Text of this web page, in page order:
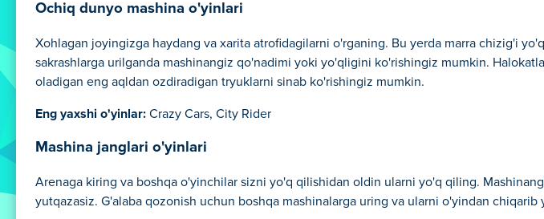
Ochiq dunyo mashina o'yinlari
Xohlagan joyingizga haydang va xarita atrofidagilarni o'rganing. Bu yerda marra chizig'i
sakrashlarga urilganda mashinangiz qo'nadimi yoki yo'qligini ko'rishingiz mumkin.
oladigan eng aqldan ozdiradigan tryuklarni sinab ko'rishingiz mumkin.
Eng yaxshi o'yinlar: Crazy Cars, City Rider
Mashina janglari o'yinlari
Arenaga kiring va boshqa o'yinchilar sizni yo'q qilishidan oldin ularni yo'q qiling.
yutqazasiz. G'alaba qozonish uchun boshqa mashinalarga uring va ularni o'yindan chiqarib